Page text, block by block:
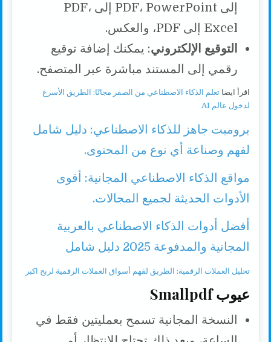
إلى PDF، PowerPoint إلى PDF،
Excel إلى PDF، والعكس.
التوقيع الإلكتروني: يمكنك إضافة توقيع
رقمي إلى المستند مباشرة عبر المتصفح.
اقرأ ايضاتعلم الذكاء الاصطناعي من الصفر مجانًا: الطريق الأسرع
لدخول عالم AI
برومبت جاهز للذكاء الاصطناعي: دليل شامل
لفهم وصناعة أي نوع من المحتوى.
مواقع الذكاء الاصطناعي المجانية: أقوى
الأدوات الحديثة لجميع المجالات.
أفضل أدوات الذكاء الاصطناعي بالعربية
المجانية والمدفوعة 2025 دليل شامل
تحليل العملات الرقمية: الطريق لفهم أسواق العملات الرقمية لربح اكبر
عيوب Smallpdf
النسخة المجانية تسمح بعمليتين فقط في